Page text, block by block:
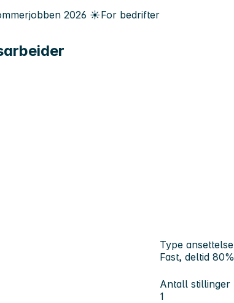
2026 ☀️For bedrifter
Type ansettelse
Fast, deltid 80%
Antall stillinger
1